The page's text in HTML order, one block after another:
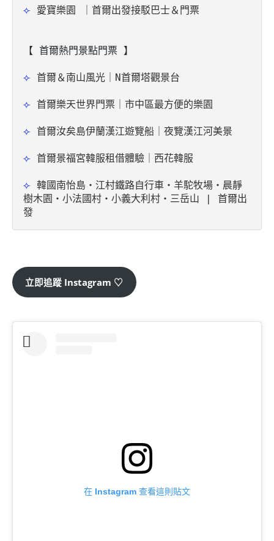
⟣ 愛寶樂園 ｜首爾出發接駁巴士＆門票
【 首爾熱門景點門票 】
⟣ 首爾＆南山風光｜N首爾塔觀景台
⟣ 首爾樂天世界門票｜市中區最方便的樂園
⟣ 首爾汝矣島伊蘭漢江遊覽船｜夜覽漢江河美景
⟣ 首爾景福宮韓服租借體驗｜西花韓服
⟣ 韓國南怡島・江村鐵路自行車・羊駝牧場・晨靜
樹木園・小法國村・小義大利村・三岳山 | 首爾出
發
立即追蹤 Instagram ♡
在 Instagram 查看這則貼文